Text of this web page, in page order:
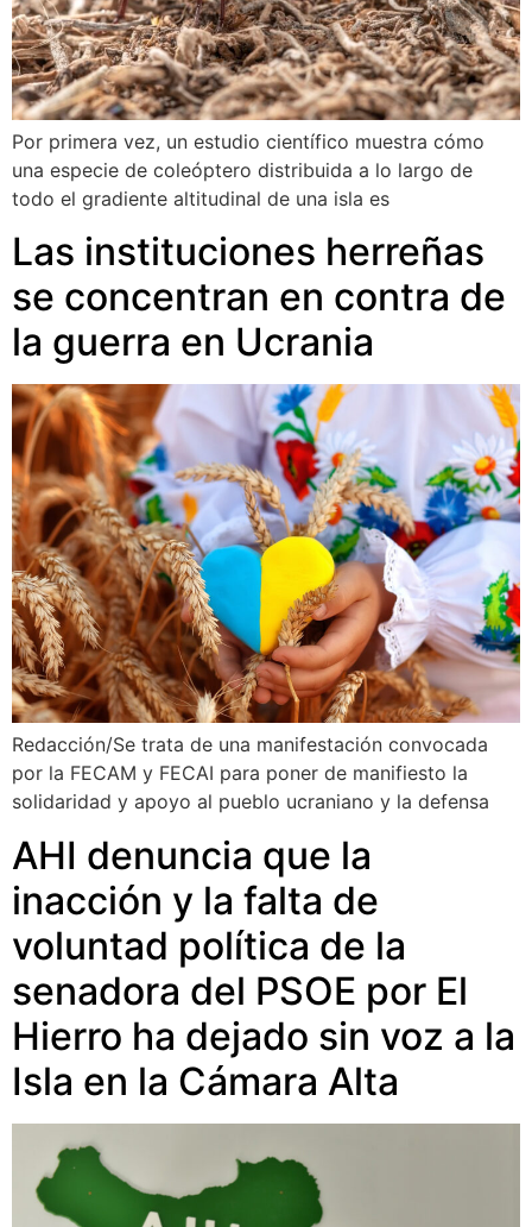
Por primera vez, un estudio científico muestra cómo
una especie de coleóptero distribuida a lo largo de
todo el gradiente altitudinal de una isla es
Las instituciones herreñas
se concentran en contra de
la guerra en Ucrania
Redacción/Se trata de una manifestación convocada
por la FECAM y FECAI para poner de manifiesto la
solidaridad y apoyo al pueblo ucraniano y la defensa
AHI denuncia que la
inacción y la falta de
voluntad política de la
senadora del PSOE por El
Hierro ha dejado sin voz a la
Isla en la Cámara Alta